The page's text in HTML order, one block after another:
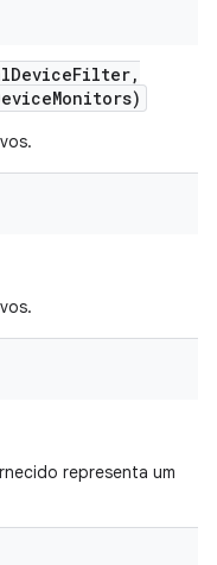
DeviceFilter,
Monitors)
representa um